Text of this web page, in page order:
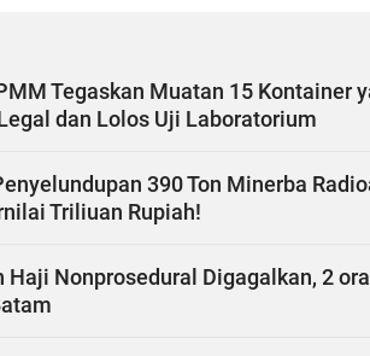
Tegaskan Muatan 15 Kontainer
dan Lolos Uji Laboratorium
390 Ton Minerba
Triliuan Rupiah!
Haji Nonprosedural Digagalkan, 2